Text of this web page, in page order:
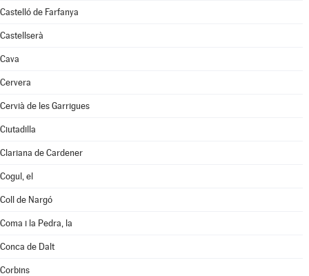
Castelló de Farfanya
Castellserà
Cava
Cervera
Cervià de les Garrigues
Ciutadilla
Clariana de Cardener
Cogul, el
Coll de Nargó
Coma i la Pedra, la
Conca de Dalt
Corbins